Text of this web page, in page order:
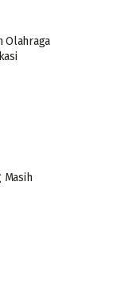
Olahraga
Masih